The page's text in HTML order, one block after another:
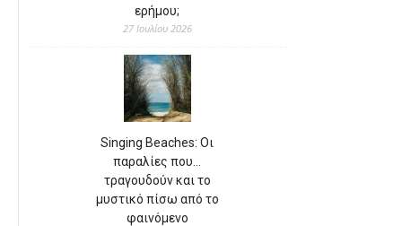
ερήμου;
27 Ιουλίου 2026
Singing Beaches: Οι
παραλίες που…
τραγουδούν και το
μυστικό πίσω από το
φαινόμενο